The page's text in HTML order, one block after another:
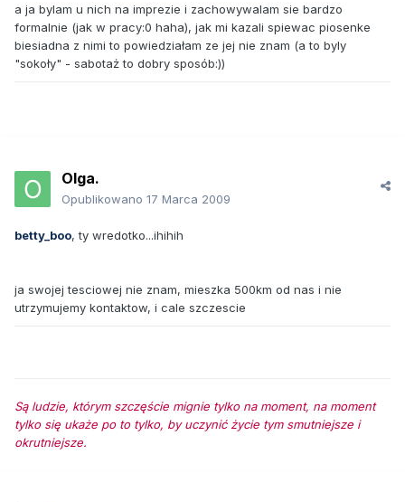
a ja bylam u nich na imprezie i zachowywalam sie bardzo
formalnie (jak w pracy:0 haha), jak mi kazali spiewac piosenke
biesiadna z nimi to powiedziałam ze jej nie znam (a to byly
"sokoły" - sabotaż to dobry sposób:))
Olga.
Opublikowano 17 Marca 2009
betty_boo, ty wredotko...ihihih
ja swojej tesciowej nie znam, mieszka 500km od nas i nie
utrzymujemy kontaktow, i cale szczescie
Są ludzie, którym szczęście mignie tylko na moment, na moment
tylko się ukaże po to tylko, by uczynić życie tym smutniejsze i
okrutniejsze.